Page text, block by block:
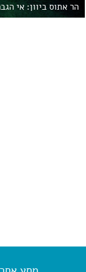
הר אתוס ביוון: אי